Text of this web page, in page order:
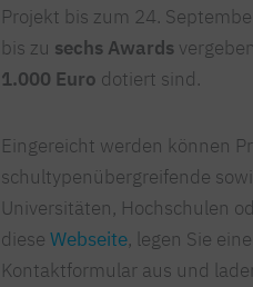
Projekt bis zum 24.
bis zu sechs Awards
1.000 Euro dotiert sind.
Eingereicht werden können
schultypenübergreifende
Universitäten, Hochschulen
dieseWebseite, legen Sie
Kontaktformular aus und